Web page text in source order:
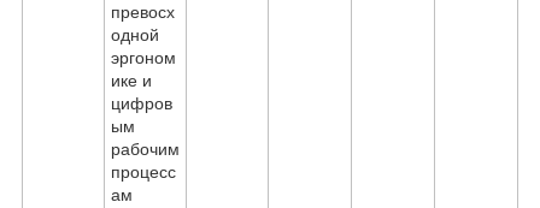
превосх
одной
эргоном
ике и
цифров
ым
рабочим
процесс
ам